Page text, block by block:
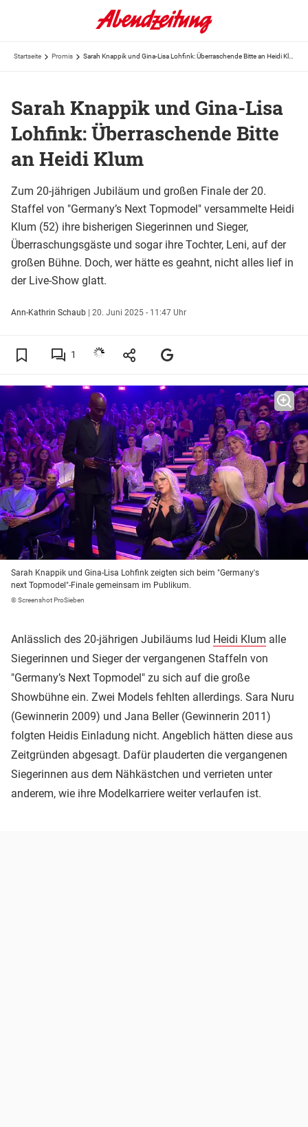
Startseite Promis
Sarah Knappik und Gina-Lisa
Lohfink: Überraschende Bitte
an Heidi Klum
Zum 20-jährigen Jubiläum und großen Finale der 20.
Staffel von "Germany’s Next Topmodel" versammelte Heidi
Klum (52) ihre bisherigen Siegerinnen und Sieger,
Überraschungsgäste und sogar ihre Tochter, Leni, auf der
großen Bühne. Doch, wer hätte es geahnt, nicht alles lief in
der Live-Show glatt.
Ann-Kathrin Schaub | 20. Juni 2025 - 11:47 Uhr
1
Sarah Knappik und Gina-Lisa Lohfink zeigten sich beim "Germany's
next Topmodel"-Finale gemeinsam im Publikum.
© Screenshot ProSieben
Anlässlich des 20-jährigen Jubiläums lud Heidi Klum alle
Siegerinnen und Sieger der vergangenen Staffeln von
"Germany’s Next Topmodel" zu sich auf die große
Showbühne ein. Zwei Models fehlten allerdings. Sara Nuru
(Gewinnerin 2009) und Jana Beller (Gewinnerin 2011)
folgten Heidis Einladung nicht. Angeblich hätten diese aus
Zeitgründen abgesagt. Dafür plauderten die vergangenen
Siegerinnen aus dem Nähkästchen und verrieten unter
anderem, wie ihre Modelkarriere weiter verlaufen ist.